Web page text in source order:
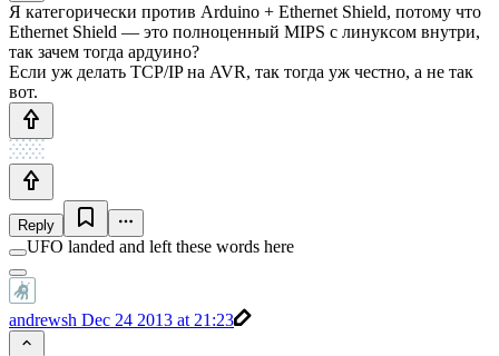
Я категорически против Arduino + Ethernet Shield, потому что
Ethernet Shield — это полноценный MIPS с линуксом внутри,
так зачем тогда ардуино?
Если уж делать TCP/IP на AVR, так тогда уж честно, а не так
вот.
Reply
UFO landed and left these words here
andrewsh Dec 24 2013 at 21:23